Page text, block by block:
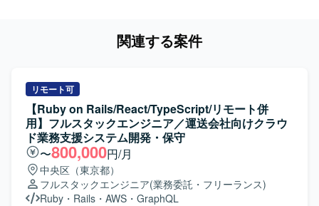
関連する案件
リモート可
【Ruby on Rails/React/TypeScript/リモート併
用】フルスタックエンジニア／運送会社向けクラウ
ド業務支援システム開発・保守
〜800,000円/月
中央区（東京都）
フルスタックエンジニア(業務委託・フリーランス)
Ruby ・ Rails ・ AWS ・ GraphQL